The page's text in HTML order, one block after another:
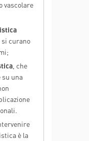
vascolare
si curano
, che
una
è la